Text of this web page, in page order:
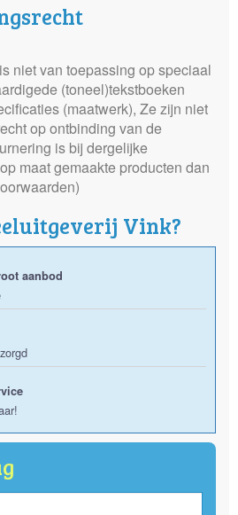
niet van toepassing op speciaal
(toneel)tekstboeken
(maatwerk), Ze zijn niet
op ontbinding van de
is bij dergelijke
maat gemaakte producten dan
Vink?
aanbod